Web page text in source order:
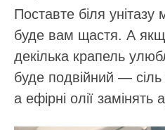
Поставте біля унітазу
буде вам щастя. А
декілька крапель
буде подвійний — сіль
а ефірні олії замінять